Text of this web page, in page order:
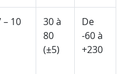
– 10
30 à
80
(±5)
De
-60 à
+230